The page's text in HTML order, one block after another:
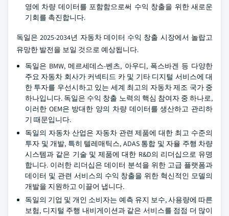
영에 차량 데이터를 포함함으로써 수익 창출을 위한 새로운
기회를 촉진합니다.
독일은 2025-2034년 자동차 데이터 수익 창출 시장에서 놀랍고
유망한 발전을 보일 것으로 예상됩니다.
독일은 BMW, 메르세데스-벤츠, 아우디, 폭스바겐 등 다양한
주요 자동차 회사가 커넥티드 카 및 기타 디지털 서비스에 대
한 투자를 우선시하고 있는 세계 최고의 자동차 제조 국가 중
하나입니다. 독일은 수익 창출 노력의 핵심 참여자 중 하나로,
이러한 OEM은 방대한 양의 차량 데이터를 생산하고 관리하
기 때문입니다.
독일의 자동차 산업은 자동차 관련 제품에 대한 최고 수준의
투자 및 개발, 특히 텔레매틱스, ADAS 통합 및 자율 주행 차량
시스템과 같은 기술 및 제품에 대한 R&D의 리더십으로 유명
합니다. 이러한 리더십은 데이터 분석을 위한 고급 플랫폼과
데이터 및 관련 서비스의 수익 창출을 위한 혁신적인 모델의
개발을 지원하고 이끌어 냅니다.
독일의 기업 및 개인 소비자는 예측 유지 보수, 사용량에 따른
보험, 디지털 주행 내비게이션과 같은 서비스를 점점 더 많이